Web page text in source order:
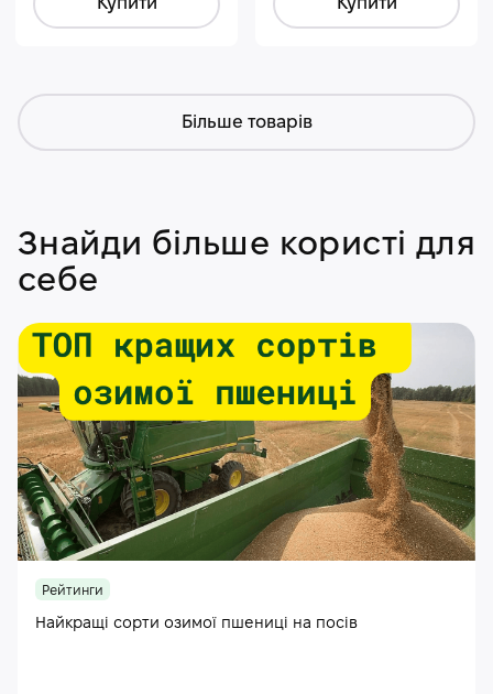
Купити Купити
Більше товарів
Знайди більше користі для
себе
Рейтинги
Найкращі сорти озимої пшениці на посів